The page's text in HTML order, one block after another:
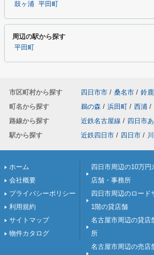
鼓ヶ浦 平田町
周辺の駅から探す
平田町
市区町村から探す 四日市市 / 桑名市 / 鈴
町名から探す
鵜の森 / 浜田町 / 西浦 /
路線から探す
近鉄名古屋線 / 四日市
駅から探す
近鉄四日市 / 四日市 /
ホーム
会社概要
プライバシーポリシー
利用規約
サイトマップ
物件カタログ
四日市周辺の10万円
店舗・事務所
四日市周辺のロード
1階の貸店舗
名古屋市周辺の貸店
所
名古屋市周辺の売店